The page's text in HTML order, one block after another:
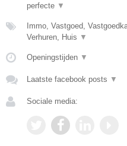
perfecte ▼
Immo, Vastgoed,
Verhuren, Huis ▼
Openingstijden ▼
Laatste facebook posts ▼
Sociale media: